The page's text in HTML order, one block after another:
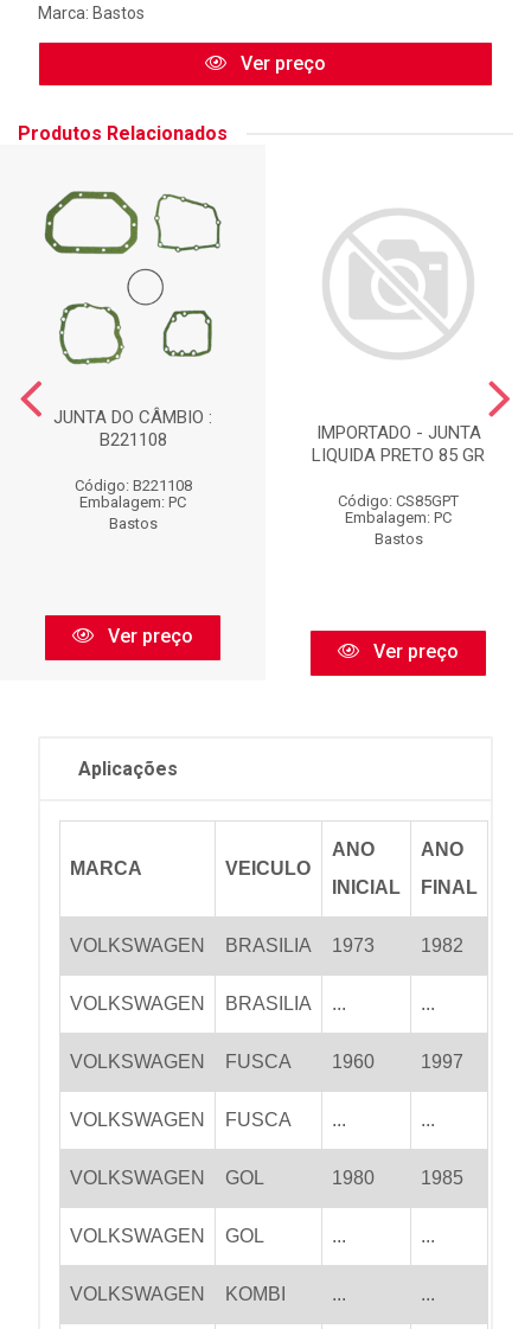
Marca: Bastos
Ver preço
Produtos Relacionados
JUNTA DO CÂMBIO :
B221108
Código: B221108
Embalagem: PC
Bastos
Ver preço
IMPORTADO - JUNTA
LIQUIDA PRETO 85 GR
Código: CS85GPT
Embalagem: PC
Bastos
Ver preço
Aplicações
MARCA VEICULO
ANO
INICIAL
ANO
FINAL
VOLKSWAGEN BRASILIA 1973 1982
VOLKSWAGEN BRASILIA ... ...
VOLKSWAGEN FUSCA 1960 1997
VOLKSWAGEN FUSCA ... ...
VOLKSWAGEN GOL 1980 1985
VOLKSWAGEN GOL ... ...
VOLKSWAGEN KOMBI ... ...